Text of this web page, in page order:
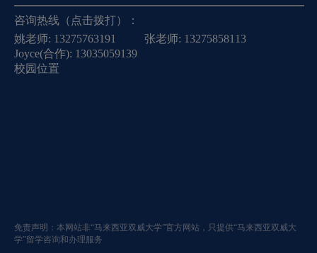
咨询热线（点击拨打）：
姚老师: 13275763191 张老师: 13275858113
Joyce(合作): 13035059139
校园位置
免责声明：本网站非“马来西亚双威大学”官方网站，只提供“马来西亚双威大
学”留学咨询和办理服务